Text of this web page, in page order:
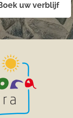
uw verblijf